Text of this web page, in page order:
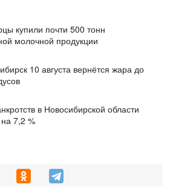
купили почти 500 тонн
молочной продукции
10 августа вернётся жара до
в Новосибирской области
7,2 %